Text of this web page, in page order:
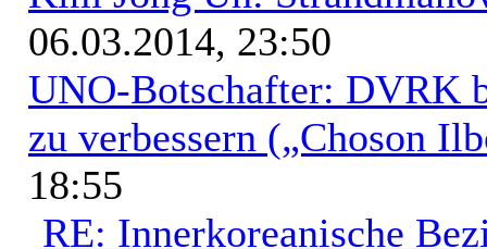
06.03.2014, 23:50
UNO-Botschafter: DVRK
zu verbessern („Choson
18:55
RE: Innerkoreanische